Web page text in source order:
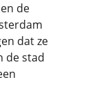
de
dat ze
de stad